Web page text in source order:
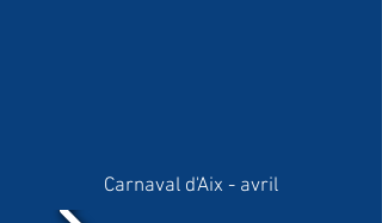
Carnaval d'Aix - avril